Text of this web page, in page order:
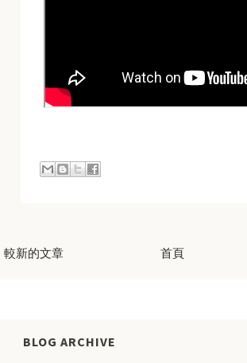
較新的文章 首頁
BLOG ARCHIVE